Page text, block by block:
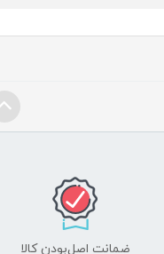
ضمانت اصل‌بودن کالا